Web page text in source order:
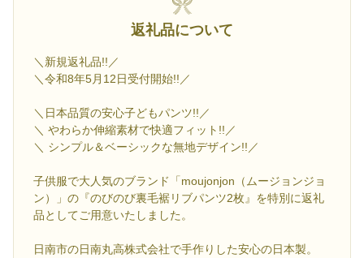
返礼品について
＼新規返礼品!!／
＼令和8年5月12日受付開始!!／
＼日本品質の安心子どもパンツ!!／
＼ やわらか伸縮素材で快適フィット!!／
＼ シンプル＆ベーシックな無地デザイン!!／
子供服で大人気のブランド「moujonjon（ムージョンジョ
ン）」の『のびのび裏毛裾リブパンツ2枚』を特別に返礼
品としてご用意いたしました。
日南市の日南丸高株式会社で手作りした安心の日本製。